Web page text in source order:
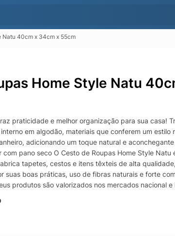
Natu 40cm x 34cm x 55cm
Home Style Natu
praticidade e melhor organização para sua casa!
em algodão, materiais que conferem um
adicionando um toque natural e
pano seco O Cesto de Roupas Home Style
tapetes, cestos e itens têxteis de alta
suas boas práticas, uso de fibras naturais e forte
produtos são valorizados nos mercados nacional